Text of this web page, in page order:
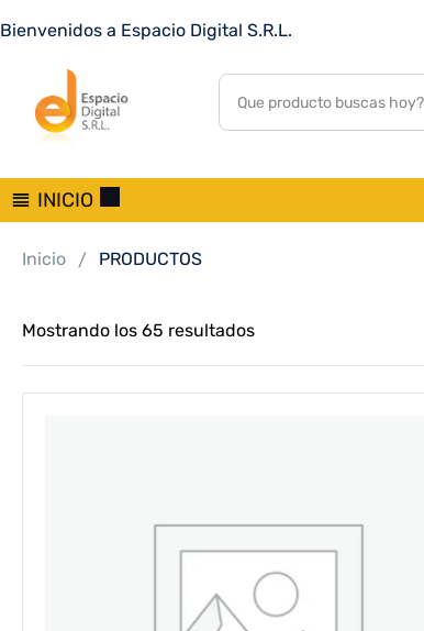
Bienvenidos a Espacio Digital S.R.L.
INICIO
Inicio PRODUCTOS
Mostrando los 65 resultados